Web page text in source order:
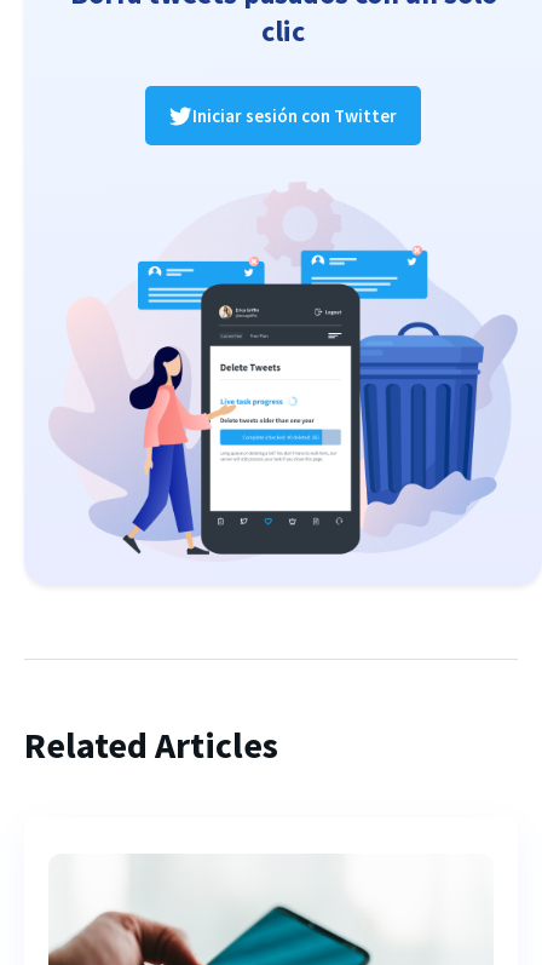
clic
Iniciar sesión con Twitter
Related Articles